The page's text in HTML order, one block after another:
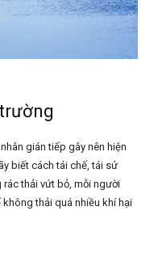
gián tiếp gây nên hiện
biết cách tái chế, tái sử
thải vứt bỏ, mỗi người
thải quá nhiều khí hại